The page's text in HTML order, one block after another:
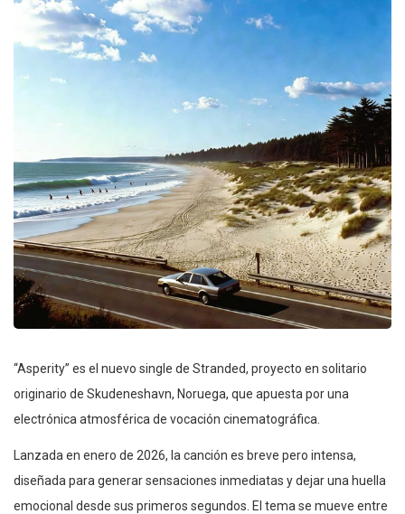
“Asperity” es el nuevo single de Stranded, proyecto en solitario
originario de Skudeneshavn, Noruega, que apuesta por una
electrónica atmosférica de vocación cinematográfica.
Lanzada en enero de 2026, la canción es breve pero intensa,
diseñada para generar sensaciones inmediatas y dejar una huella
emocional desde sus primeros segundos. El tema se mueve entre